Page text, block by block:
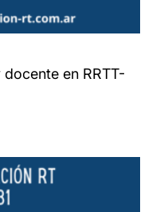
en RRTT-